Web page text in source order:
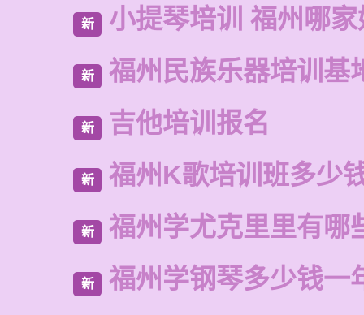
新 小提琴培训 福州哪
新 福州民族乐器培训基
新 吉他培训报名
新 福州K歌培训班多少
新 福州学尤克里里有哪
新 福州学钢琴多少钱一